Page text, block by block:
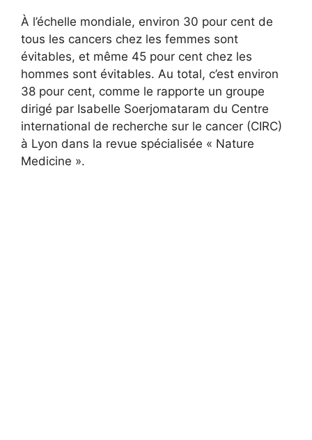
À l’échelle mondiale, environ 30 pour cent de
tous les cancers chez les femmes sont
évitables, et même 45 pour cent chez les
hommes sont évitables. Au total, c’est environ
38 pour cent, comme le rapporte un groupe
dirigé par Isabelle Soerjomataram du Centre
international de recherche sur le cancer (CIRC)
à Lyon dans la revue spécialisée « Nature
Medicine ».